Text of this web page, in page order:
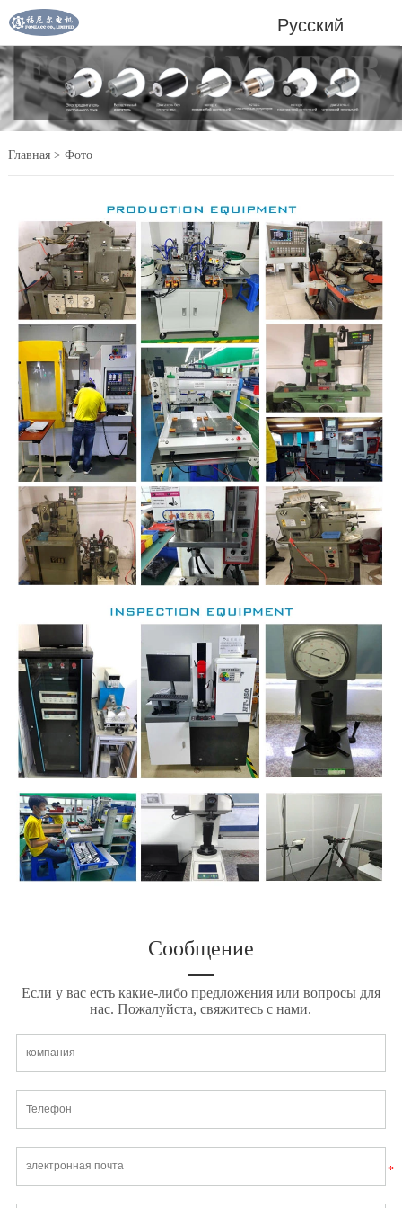
Русский
Главная> Фото
Сообщение
Если у вас есть какие-либо предложения или вопросы для
нас. Пожалуйста, свяжитесь с нами.
*